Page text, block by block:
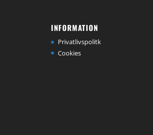
INFORMATION
Privatlivspolitk
Cookies